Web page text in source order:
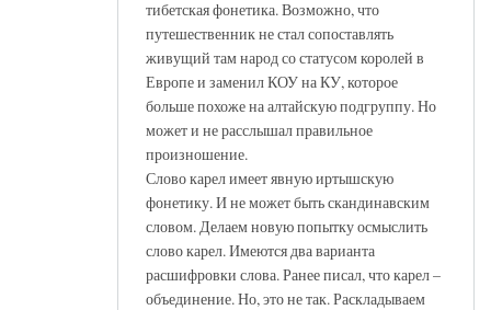
тибетская фонетика. Возможно, что
путешественник не стал сопоставлять
живущий там народ со статусом королей в
Европе и заменил КОУ на КУ, которое
больше похоже на алтайскую подгруппу. Но
может и не расслышал правильное
произношение.
Слово карел имеет явную иртышскую
фонетику. И не может быть скандинавским
словом. Делаем новую попытку осмыслить
слово карел. Имеются два варианта
расшифровки слова. Ранее писал, что карел –
объединение. Но, это не так. Раскладываем